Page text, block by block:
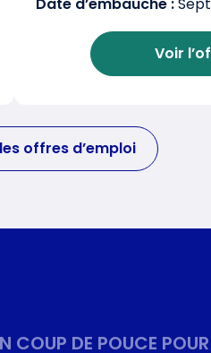
Voir
offres d’emploi
COUP DE POUCE